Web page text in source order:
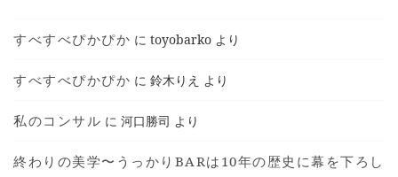
すべすべぴかぴか にtoyobarko より
すべすべぴかぴか に鈴木りえ より
私のコンサル に河口勝司 より
終わりの美学〜うっかりBARは10年の歴史に幕を下ろし